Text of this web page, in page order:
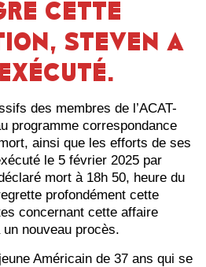
CETTE
STEVEN A
.
des membres de l’ACAT-
programme correspondance
ainsi que les efforts de ses
le 5 février 2025 par
mort à 18h 50, heure du
profondément cette
concernant cette affaire
un nouveau procès.
Américain de 37 ans qui se